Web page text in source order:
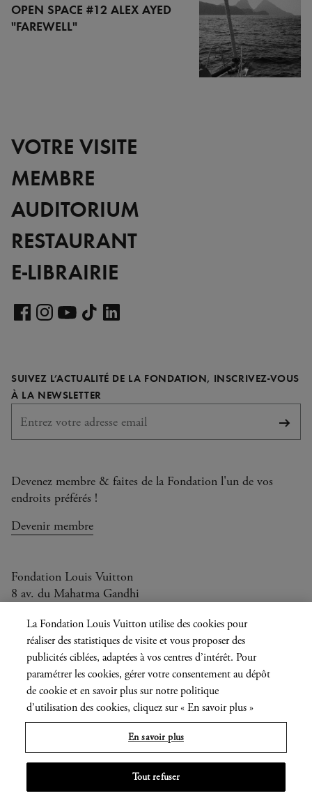
OPEN SPACE #12 ALEX AYED
"FAREWELL"
VOTRE VISITE
MEMBRE
AUDITORIUM
RESTAURANT
E-LIBRAIRIE
FacebookInstagram
YouTube
TikTok
SUIVEZ L’ACTUALITÉ DE LA FONDATION, INSCRIVEZ-VOUS
À LA NEWSLETTER
Devenez membre & faites de la Fondation l'un de vos
endroits préférés !
Devenir membre
Fondation Louis Vuitton
8 av. du Mahatma Gandhi
Ouvert aujourd'hui de 11h à 20h
Langue
actuelle
| EN
Presse
Privatisation
La Fondation Louis Vuitton utilise des cookies pour
réaliser des statistiques de visite et vous proposer des
publicités ciblées, adaptées à vos centres d’intérêt. Pour
paramétrer les cookies, gérer votre consentement au dépôt
de cookie et en savoir plus sur notre politique
d’utilisation des cookies, cliquez sur « En savoir plus »
En savoir plus
Tout refuser